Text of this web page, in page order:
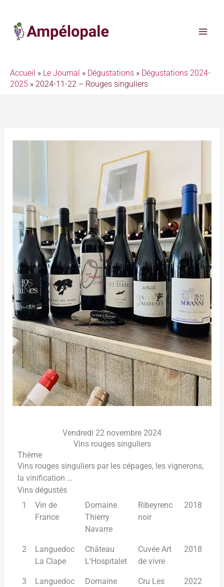
contenu
Accueil » Le Journal » Dégustations » Dégustations 2024-
2025 » 2024-11-22 – Rouges singuliers
Vendredi 22 novembre 2024
Vins rouges singuliers
Thème
Vins rouges singuliers par les cépages, les vignerons,
la vinification …
Vins dégustés
1
Vin de
France
Domaine
Thierry
Navarre
Ribeyrenc
noir
2018
2
Languedoc
La Clape
Château
L'Hospitalet
Cuvée Art
de vivre
2018
3
Languedoc
Domaine
Cru Les
2022